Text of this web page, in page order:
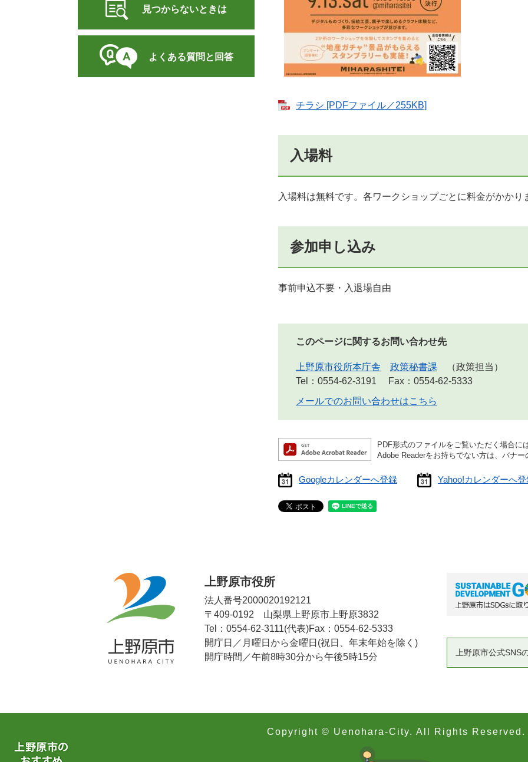
チラシ [PDFファイル／255KB]
入場料
入場料は無料です。各ワークショップごとに料金がかかり
参加申し込み
事前申込不要・入退場自由
このページに関するお問い合わせ先
上野原市役所本庁舎 政策秘書課
政策担当
Tel：0554-62-3191
Fax：0554-62-5333
メールでのお問い合わせはこちら
PDF形式のファイルをご覧いただく場合に
Adobe Readerをお持ちでない方は、バナ
Googleカレンダーへ登録 Yahoo!カレンダーへ登
見つからないときは
よくある質問と回答
上野原市役所
法人番号2000020192121
〒409-0192 山梨県上野原市上野原3832
Tel：0554-62-3111(代表)Fax：0554-62-5333
開庁日／月曜日から金曜日(祝日、年末年始を除く)
開庁時間／午前8時30分から午後5時15分
上野原市公式SNS
Copyright © Uenohara-City. All Rights Reserved.
野